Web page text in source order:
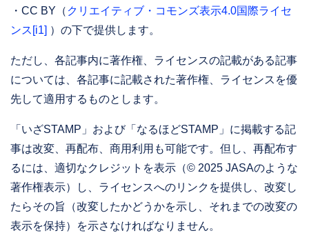
・CC BY（ クリエイティブ・コモンズ表示4.0国際ライセ
ンス [i1] ）の下で提供します。
ただし、各記事内に著作権、ライセンスの記載がある記事
については、各記事に記載された著作権、ライセンスを優
先して適用するものとします。
「いざSTAMP」および「なるほどSTAMP」に掲載する記
事は改変、再配布、商用利用も可能です。但し、再配布す
るには、適切なクレジットを表示（© 2025 JASAのような
著作権表示）し、ライセンスへのリンクを提供し、改変し
たらその旨（改変したかどうかを示し、それまでの改変の
表示を保持）を示さなければなりません。